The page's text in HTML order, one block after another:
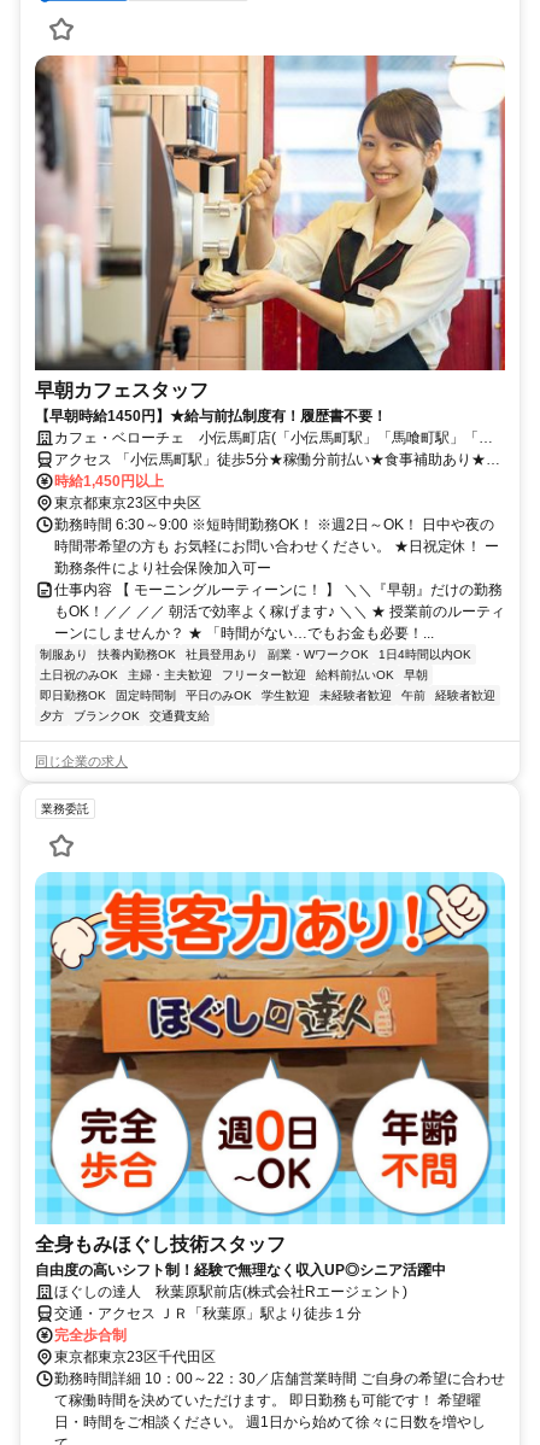
早朝カフェスタッフ
【早朝時給1450円】★給与前払制度有！履歴書不要！
カフェ・ベローチェ 小伝馬町店(「小伝馬町駅」「馬喰町駅」「馬
喰横山駅」徒歩2分)
アクセス 「小伝馬町駅」徒歩5分★稼働分前払い★食事補助あり★友
達紹介制度あり
時給1,450円以上
東京都東京23区中央区
勤務時間 6:30～9:00 ※短時間勤務OK！ ※週2日～OK！ 日中や夜の
時間帯希望の方も お気軽にお問い合わせください。 ★日祝定休！ ー
勤務条件により社会保険加入可ー
仕事内容 【 モーニングルーティーンに！ 】 ＼＼『早朝』だけの勤務
もOK！／／ ／／ 朝活で効率よく稼げます♪ ＼＼ ★ 授業前のルーティ
ーンにしませんか？ ★ 「時間がない…でもお金も必要！...
制服あり 扶養内勤務OK 社員登用あり 副業・WワークOK
1日4時間以内OK
土日祝のみOK
主婦・主夫歓迎 フリーター歓迎 給料前払いOK
早朝
即日勤務OK
固定時間制 平日のみOK 学生歓迎 未経験者歓迎 午前
経験者歓迎
夕方
ブランクOK 交通費支給
同じ企業の求人
業務委託
全身もみほぐし技術スタッフ
自由度の高いシフト制！経験で無理なく収入UP◎シニア活躍中
ほぐしの達人 秋葉原駅前店(株式会社Rエージェント)
交通・アクセス ＪＲ「秋葉原」駅より徒歩１分
完全歩合制
東京都東京23区千代田区
勤務時間詳細 10：00～22：30／店舗営業時間 ご自身の希望に合わせ
て稼働時間を決めていただけます。 即日勤務も可能です！ 希望曜
日・時間をご相談ください。 週1日から始めて徐々に日数を増やし